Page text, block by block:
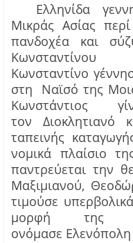
Ελληνίδα
Μικράς Ασίας
πανδοχέα και
Κωνσταντίνο
στη Ναϊσό της
Κωνστάντιος
τονΔιοκλητιανό
ταπεινής
νομικά πλαίσιο
παντρεύεται την
Μαξιμιανού,
τιμούσε
μορφή της
ονόμασε Ελενόπολη